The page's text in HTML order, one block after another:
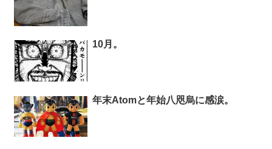
10月。
年末Atomと年始八咫烏に感涙。